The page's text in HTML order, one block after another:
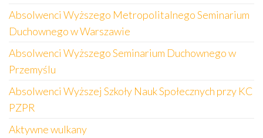
Absolwenci Wyższego Metropolitalnego Seminarium
Duchownego w Warszawie
Absolwenci Wyższego Seminarium Duchownego w
Przemyślu
Absolwenci Wyższej Szkoły Nauk Społecznych przy KC
PZPR
Aktywne wulkany